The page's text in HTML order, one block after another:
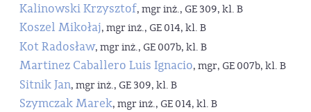
Kalinowski Krzysztof, mgr inż., GE 309, kl. B
Koszel Mikołaj, mgr inż., GE 014, kl. B
Kot Radosław, mgr inż., GE 007b, kl. B
Martinez Caballero Luis Ignacio, mgr, GE 007b, kl. B
Sitnik Jan, mgr inż., GE 309, kl. B
Szymczak Marek, mgr inż., GE 014, kl. B